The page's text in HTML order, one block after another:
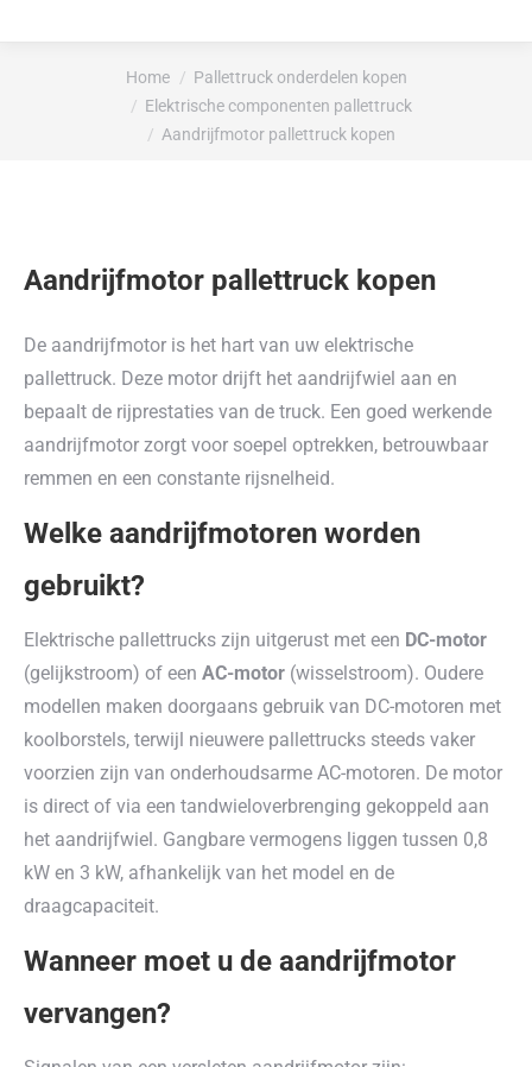
Home
Pallettruck onderdelen kopen
Elektrische componenten pallettruck
Aandrijfmotor pallettruck kopen
Aandrijfmotor pallettruck kopen
De aandrijfmotor is het hart van uw elektrische
pallettruck. Deze motor drijft het aandrijfwiel aan en
bepaalt de rijprestaties van de truck. Een goed werkende
aandrijfmotor zorgt voor soepel optrekken, betrouwbaar
remmen en een constante rijsnelheid.
Welke aandrijfmotoren worden
gebruikt?
Elektrische pallettrucks zijn uitgerust met een DC-motor
(gelijkstroom) of een AC-motor (wisselstroom). Oudere
modellen maken doorgaans gebruik van DC-motoren met
koolborstels, terwijl nieuwere pallettrucks steeds vaker
voorzien zijn van onderhoudsarme AC-motoren. De motor
is direct of via een tandwieloverbrenging gekoppeld aan
het aandrijfwiel. Gangbare vermogens liggen tussen 0,8
kW en 3 kW, afhankelijk van het model en de
draagcapaciteit.
Wanneer moet u de aandrijfmotor
vervangen?